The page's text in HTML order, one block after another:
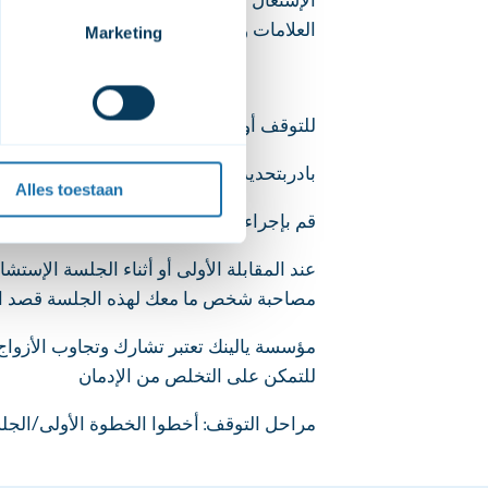
dat de video's
op onze website kunt
Marketing
Alles toestaan
العلامات والآثار المترتبة إثر التوقف عن
للتوقف أو التقليل يمكنك التواصل معنا
بادربتحديد الموعد للإستفادة بالجلسة
قم بإجراء عملية الفحص لتعرف هل أنت
عند المقابلة الأولى أو أثناء الجلسة
مصاحبة شخص ما معك لهذه الجلسة قصد
مؤسسة يالينك تعتبر تشارك وتجاوب
للتمكن على التخلص من الإدمان
مراحل التوقف: أخطوا الخطوة الأولى/